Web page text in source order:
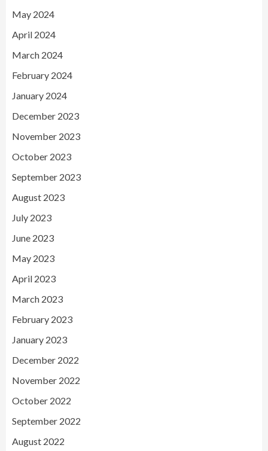
May 2024
April 2024
March 2024
February 2024
January 2024
December 2023
November 2023
October 2023
September 2023
August 2023
July 2023
June 2023
May 2023
April 2023
March 2023
February 2023
January 2023
December 2022
November 2022
October 2022
September 2022
August 2022